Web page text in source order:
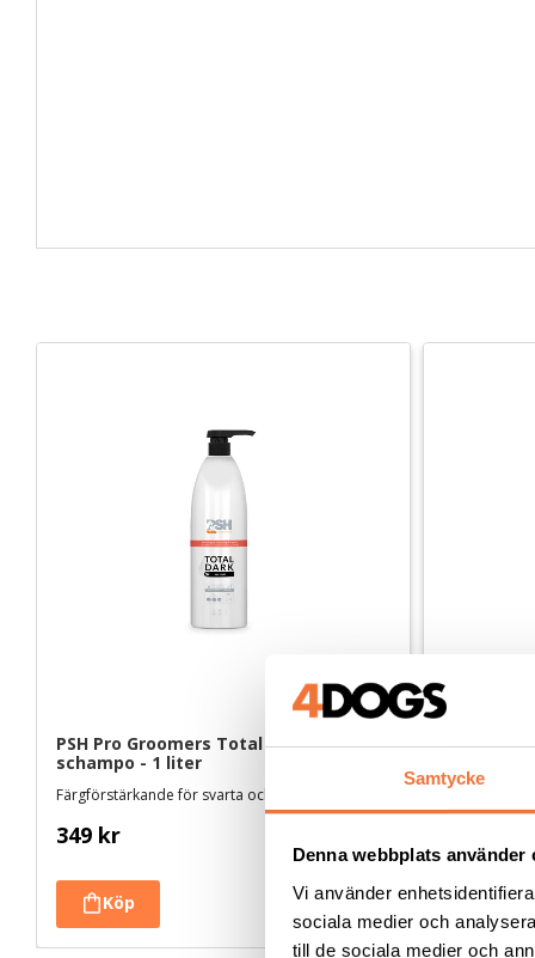
Samtycke
Denna webbplats använder
Vi använder
sociala medier och
till de sociala medier och
PSH Pro Groomers Total Dark
schampo - 1 liter
Färgförstärkande för svarta och grå pälsar
349 kr
PSH Pro
Skapar